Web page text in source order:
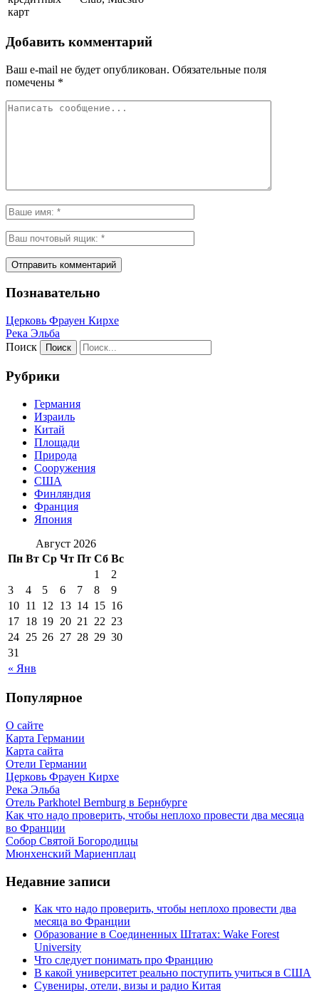
карт
Добавить комментарий
Ваш e-mail не будет опубликован. Обязательные поля
помечены *
Познавательно
Церковь Фрауен Кирхе
Река Эльба
Поиск
Рубрики
Германия
Израиль
Китай
Площади
Природа
Сооружения
США
Финляндия
Франция
Япония
Август 2026
Пн Вт Ср Чт Пт Сб Вс
« Янв
1
2
3
4 5 6 7 8
9
10 11 12 13 14 15 16
17 18 19 20 21 22 23
24 25 26 27 28 29 30
31
Популярное
О сайте
Карта Германии
Карта сайта
Отели Германии
Церковь Фрауен Кирхе
Река Эльба
Отель Parkhotel Bernburg в Бернбурге
Как что надо проверить, чтобы неплохо провести два месяца
во Франции
Собор Святой Богородицы
Мюнхенский Мариенплац
Недавние записи
Как что надо проверить, чтобы неплохо провести два
месяца во Франции
Образование в Соединенных Штатах: Wake Forest
University
Что следует понимать про Францию
В какой университет реально поступить учиться в США
Сувениры, отели, визы и радио Китая